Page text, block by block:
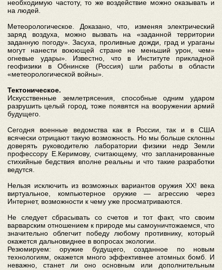
необходимую частоту, то же воздействие можно оказывать и
на людей.
Метеорологическое. Доказано, что, изменяя электрический
заряд воздуха, можно вызвать на «заданной территории
заданную погоду». Засуха, проливные дожди, град и ураганы
могут нанести воюющей стране не меньший урон, чем»
огневые удары». Известно, что в Институте прикладной
геофизики в Обнинске (Россия) шли работы в области
«метеорологической войны».
Тектоническое.
Искусственные землетрясения, способные одним ударом
разрушить целый город, тоже появятся на вооружении армий
будущего.
Сегодня военные ведомства как в России, так и в США
всячески отрицают такую возможность. Но мы больше склонны
доверять руководителю лаборатории физики недр Земли
профессору Е.Керимову, считающему, что запланированные
стихийные бедствия вполне реальны и что такие разработки
ведутся.
Нельзя исключить из возможных вариантов оружия XX! века
виртуальное, компьютерное оружие — агрессию через
Интернет, возможности к чему уже просматриваются.
Не следует сбрасывать со счетов и тот факт, что своим
варварским отношением к природе мы самоуничтожаемся, что
значительно облегчит победу любому противнику, который
окажется дальновиднее в вопросах экологии.
Резюмируем: оружие будущего, созданное по новым
технологиям, окажется много эффективнее атомных бомб. И
неважно, станет ли оно основным или дополнительным